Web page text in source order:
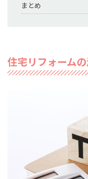
まとめ
住宅リフォーム